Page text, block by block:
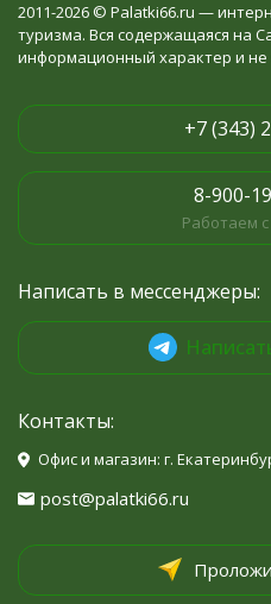
2011-2026 © Palatki66.ru —
туризма. Вся содержащаяся на
информационный характер и не
+7 (343)
8-900-
Работаем с
Написать в мессенджеры:
Контакты:
Офис и магазин: г.
post@palatki66.ru